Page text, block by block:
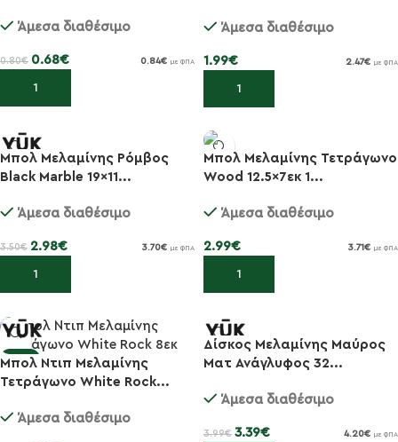
Άμεσα διαθέσιμο
0.80€ 0.68€ 0.84€ με ΦΠΑ
Προσθήκη στο καλάθι
Άμεσα διαθέσιμο
1.99€ 2.47€ με ΦΠΑ
Προσθήκη στο καλάθι
-15%
Μπολ Μελαμίνης Ρόμβος
Black Marble 19x11...
Άμεσα διαθέσιμο
3.50€ 2.98€ 3.70€ με ΦΠΑ
Προσθήκη στο καλάθι
Μπολ Μελαμίνης Τετράγωνο
Wood 12.5×7εκ 1...
Άμεσα διαθέσιμο
2.99€ 3.71 € με ΦΠΑ
Προσθήκη στο καλάθι
-20%
Μπολ Ντιπ Μελαμίνης
Τετράγωνο White Rock...
Άμεσα διαθέσιμο
-15%
Δίσκος Μελαμίνης Μαύρος
Ματ Ανάγλυφος 32...
Άμεσα διαθέσιμο
3.99€ 3.39€ 4.20€ με ΦΠΑ